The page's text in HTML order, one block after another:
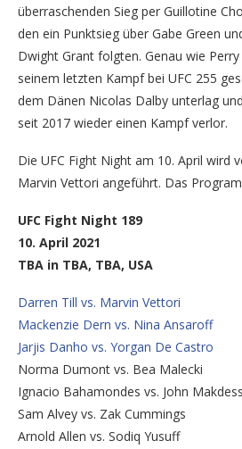
überraschenden Sieg per Guillotine
den ein Punktsieg über Gabe Green
Dwight Grant folgten. Genau wie
seinem letzten Kampf bei UFC 255
dem Dänen Nicolas Dalby unterlag
seit 2017 wieder einen Kampf verlor.
Die UFC Fight Night am 10. April wird
Marvin Vettori angeführt. Das
UFC Fight Night 189
10. April 2021
TBA in TBA, TBA, USA
Darren Till vs. Marvin Vettori
Mackenzie Dern vs. Nina Ansaroff
Jarjis Danho vs. Yorgan De Castro
Norma Dumont vs. Bea Malecki
Ignacio Bahamondes vs. John
Sam Alvey vs. Zak Cummings
Arnold Allen vs. Sodiq Yusuff